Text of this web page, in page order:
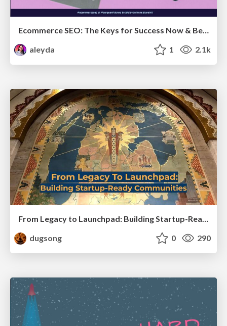
Ecommerce SEO: The Keys for Success Now & Beyond - #SERPConf2024
aleyda
1 2.1k
From Legacy to Launchpad: Building Startup-Ready Communities
dugsong
0 290